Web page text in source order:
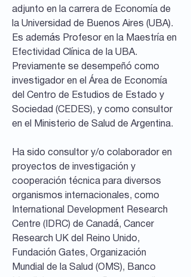
adjunto en la carrera de Economía de
la Universidad de Buenos Aires (UBA).
Es además Profesor en la Maestría en
Efectividad Clínica de la UBA.
Previamente se desempeñó como
investigador en el Área de Economía
del Centro de Estudios de Estado y
Sociedad (CEDES), y como consultor
en el Ministerio de Salud de Argentina.
Ha sido consultor y/o colaborador en
proyectos de investigación y
cooperación técnica para diversos
organismos internacionales, como
International Development Research
Centre (IDRC) de Canadá, Cancer
Research UK del Reino Unido,
Fundación Gates, Organización
Mundial de la Salud (OMS), Banco